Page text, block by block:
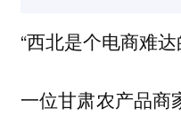
“西北是个电商难
一位甘肃农产品商